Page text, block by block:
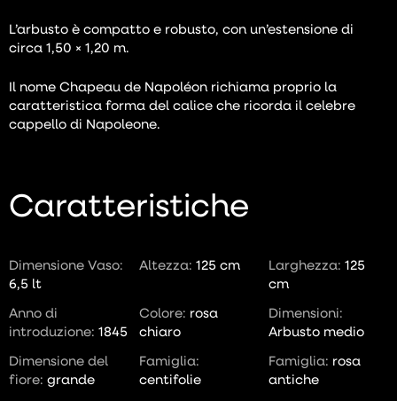
L’arbusto è compatto e robusto, con un’estensione di
circa 1,50 × 1,20 m.
Il nome Chapeau de Napoléon richiama proprio la
caratteristica forma del calice che ricorda il celebre
cappello di Napoleone.
Caratteristiche
Dimensione Vaso:
6,5 lt
Altezza: 125 cm Larghezza:125
cm
Anno di
introduzione: 1845
Colore: rosa
chiaro
Dimensioni:
Arbusto medio
Dimensione del
fiore: grande
Famiglia:
centifolie
Famiglia: rosa
antiche